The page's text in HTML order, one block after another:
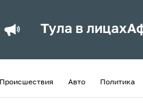
Тула в лицах
Происшествия Авто Политика